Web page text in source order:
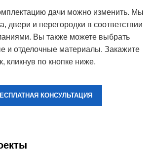
дачи можно изменить. Мы
двери и перегородки в соответствии
Вы также можете выбрать
и отделочные материалы. Закажите
кликнув по кнопке ниже.
КОНСУЛЬТАЦИЯ